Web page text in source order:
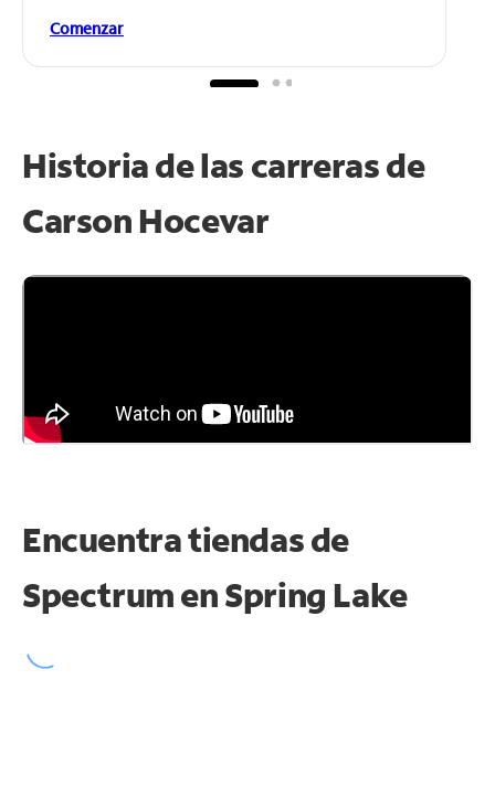
Comenzar
Historia de las carreras de
Carson Hocevar
Encuentra tiendas de
Spectrum enSpring Lake